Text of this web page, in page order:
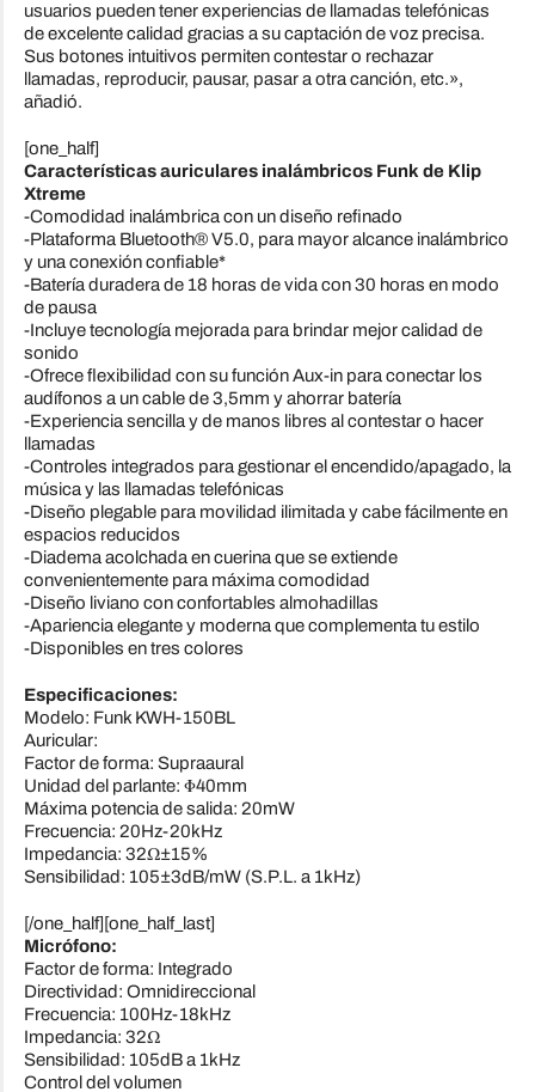
usuarios pueden tener experiencias de llamadas telefónicas
de excelente calidad gracias a su captación de voz precisa.
Sus botones intuitivos permiten contestar o rechazar
llamadas, reproducir, pausar, pasar a otra canción, etc.»,
añadió.
[one_half]
Características auriculares inalámbricos Funk de Klip
Xtreme
-Comodidad inalámbrica con un diseño refinado
-Plataforma Bluetooth® V5.0, para mayor alcance inalámbrico
y una conexión confiable*
-Batería duradera de 18 horas de vida con 30 horas en modo
de pausa
-Incluye tecnología mejorada para brindar mejor calidad de
sonido
-Ofrece flexibilidad con su función Aux-in para conectar los
audífonos a un cable de 3,5mm y ahorrar batería
-Experiencia sencilla y de manos libres al contestar o hacer
llamadas
-Controles integrados para gestionar el encendido/apagado, la
música y las llamadas telefónicas
-Diseño plegable para movilidad ilimitada y cabe fácilmente en
espacios reducidos
-Diadema acolchada en cuerina que se extiende
convenientemente para máxima comodidad
-Diseño liviano con confortables almohadillas
-Apariencia elegante y moderna que complementa tu estilo
-Disponibles en tres colores
Especificaciones:
Modelo: Funk KWH-150BL
Auricular:
Factor de forma: Supraaural
Unidad del parlante: Φ40mm
Máxima potencia de salida: 20mW
Frecuencia: 20Hz-20kHz
Impedancia: 32Ω±15%
Sensibilidad: 105±3dB/mW (S.P.L. a 1kHz)
[/one_half][one_half_last]
Micrófono:
Factor de forma: Integrado
Directividad: Omnidireccional
Frecuencia: 100Hz-18kHz
Impedancia: 32Ω
Sensibilidad: 105dB a 1kHz
Control del volumen